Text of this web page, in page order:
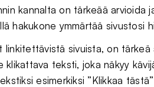
kannalta on tärkeää arvioida
hakukone ymmärtää sivustosi
sivuista, on tärkeä
klikattava teksti, joka näkyy
esimerkiksi ”Klikkaa